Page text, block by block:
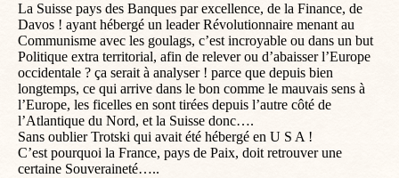
La Suisse pays des Banques par excellence, de la Finance, de
Davos ! ayant hébergé un leader Révolutionnaire menant au
Communisme avec les goulags, c’est incroyable ou dans un but
Politique extra territorial, afin de relever ou d’abaisser l’Europe
occidentale ? ça serait à analyser ! parce que depuis bien
longtemps, ce qui arrive dans le bon comme le mauvais sens à
l’Europe, les ficelles en sont tirées depuis l’autre côté de
l’Atlantique du Nord, et la Suisse donc….
Sans oublier Trotski qui avait été hébergé en U S A !
C’est pourquoi la France, pays de Paix, doit retrouver une
certaine Souveraineté…..